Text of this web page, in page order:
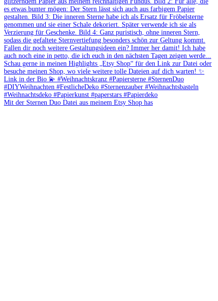
Mit der Sternen Duo Datei aus meinem Etsy Shop has